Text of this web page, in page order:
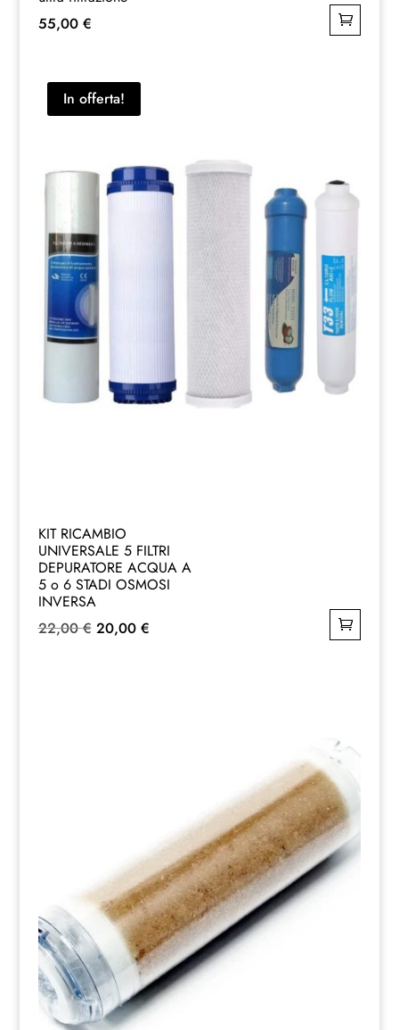
55,00 €
In offerta!
KIT RICAMBIO
UNIVERSALE 5 FILTRI
DEPURATORE ACQUA A
5 o 6 STADI OSMOSI
INVERSA
22,00€ Il
20,00 €Il